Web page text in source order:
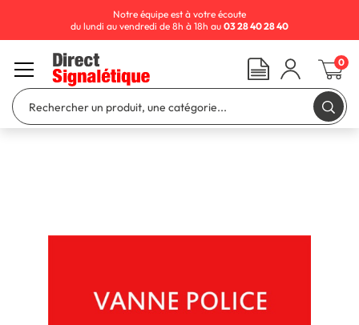
Notre équipe est à votre écoute
du lundi au vendredi de 8h à 18h au 03 28 40 28 40
0